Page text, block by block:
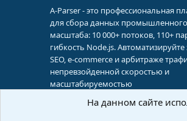
A-Parser - это профессиональная
для сбора данных промышленного
масштаба: 10 000+ потоков, 110+
гибкость Node.js. Автоматизируйте
SEO, e-commerce и арбитраже
непревзойденной скоростью и
масштабируемостью
На данном сайте